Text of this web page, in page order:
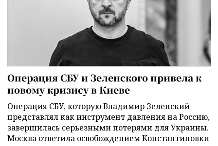
Операция СБУ и Зеленского привела к
новому кризису в Киеве
Операция СБУ, которую Владимир Зеленский
представлял как инструмент давления на Россию,
завершилась серьезными потерями для Украины.
Москва ответила освобождением Константиновки